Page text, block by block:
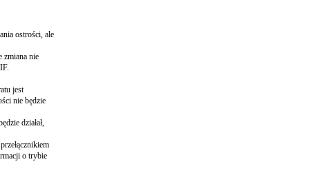
ostrości, ale
zmiana nie
jest
nie będzie
działał,
o trybie